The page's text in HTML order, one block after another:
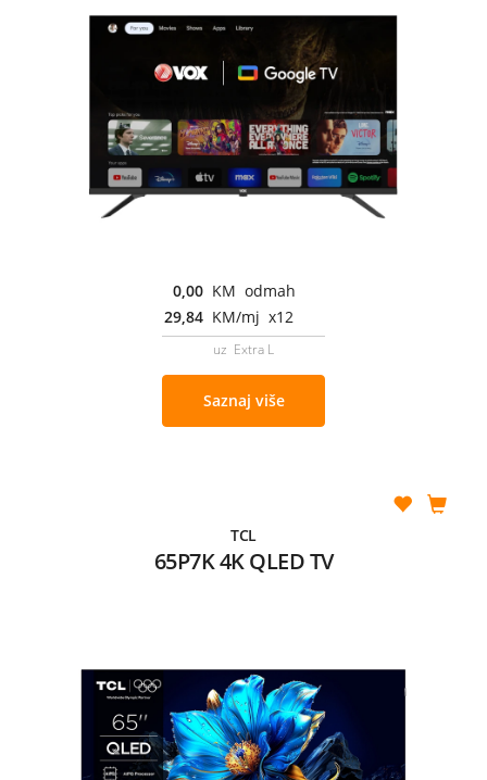
0,00 KM odmah
29,84 KM/mj x12
uz Extra L
Saznaj više
TCL
65P7K 4K QLED TV